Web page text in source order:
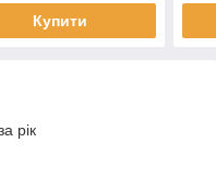
Купити
рік